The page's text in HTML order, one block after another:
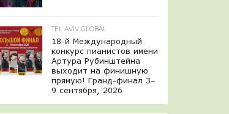
TEL AVIV GLOBAL
18-й Международный
конкурс пианистов имени
Артура Рубинштейна
выходит на финишную
прямую! Гранд-финал 3–
9 сентября, 2026